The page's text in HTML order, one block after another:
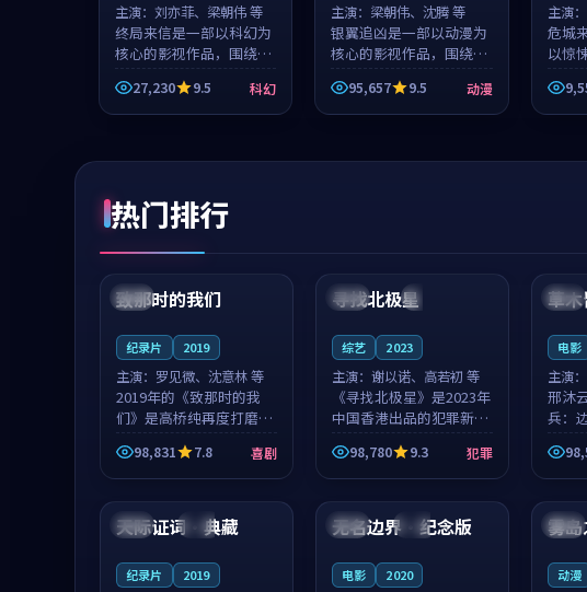
主演： 刘亦菲、梁朝伟 等
终局来信是一部以科幻为
核心的影视作品，围绕危
机、反转与人物成长展
开，整体节奏紧凑，值得
推荐观看。
27,230 9.5 科幻
主演： 梁朝伟、沈腾 等
银翼追凶是一部以动漫为
核心的影视作品，围绕危
机、反转与人物成长展
开，整体节奏紧凑，值得
推荐观看。
95,657 9.5 动漫
主演：
危城
以惊
品，
物成
凑，
热门排行
中国 4K
99:22
致那时的我们
纪录片 2019
主演： 罗见微、沈意林 等
2019年的《致那时的我
们》是高桥纯再度打磨的
喜剧佳作。中国大陆的取
景与都市寓言的氛围相互
成就，罗见微与沈意林的
影片在悬念...
98,831 7.8 喜剧
中国 4K
99:18
寻找北极星
综艺 2023
主演： 谢以诺、高若初 等
《寻找北极星》是2023年
中国香港出品的犯罪新
作，主创团队希望用公路
冒险的故事让观众停下来
想一想。谢以诺领衔，高
柯的叙事节...
98,780 9.3 犯罪
泰国
草
电影
主演：
邢沐
兵：
世，
园青
筑了
整部
泰国 院线
99:35
天际证词·典藏
纪录片 2019
中国 杜比
99:52
无名边界·纪念版
电影 2020
中国
雾
动漫